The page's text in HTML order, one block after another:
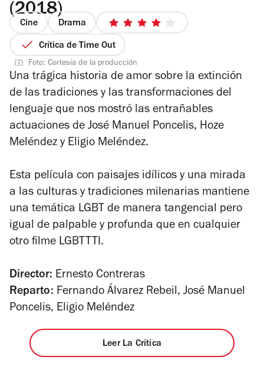
(2018)
Cine Drama
4
estrellas
Crítica de Time Out
Foto: Cortesía de la producción
Una trágica historia de amor sobre la extinción
de las tradiciones y las transformaciones del
lenguaje que nos mostró las entrañables
actuaciones de José Manuel Poncelis, Hoze
Meléndez y Eligio Meléndez.
Esta película con paisajes idílicos y una mirada
a las culturas y tradiciones milenarias mantiene
una temática LGBT de manera tangencial pero
igual de palpable y profunda que en cualquier
otro filme LGBTTTI.
Director: Ernesto Contreras
Reparto: Fernando Álvarez Rebeil, José Manuel
Poncelis, Eligio Meléndez
Leer La Crítica